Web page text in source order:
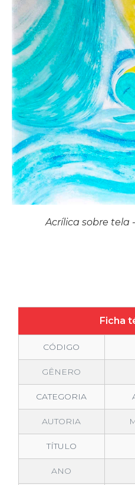
Acrílica sobre tela
Ficha
CÓDIGO
GÊNERO
CATEGORIA
AUTORIA
TÍTULO
ANO